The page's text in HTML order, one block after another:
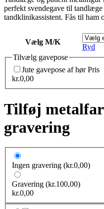
perfekt svendegave til tandlæge
tandklinikassistent. Fås til ham
Vælg M/K
Ryd
Tilvælg gavepose
Jute gavepose af hørPris
kr.0,00
Tilføj
gravering
Ingen gravering (kr.0,00)
Gravering (kr.100,00)
kr.0,00